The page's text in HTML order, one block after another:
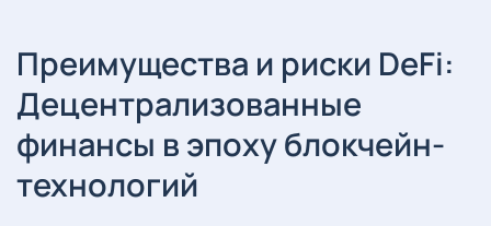
Преимущества и риски DeFi:
Децентрализованные
финансы в эпоху блокчейн-
технологий